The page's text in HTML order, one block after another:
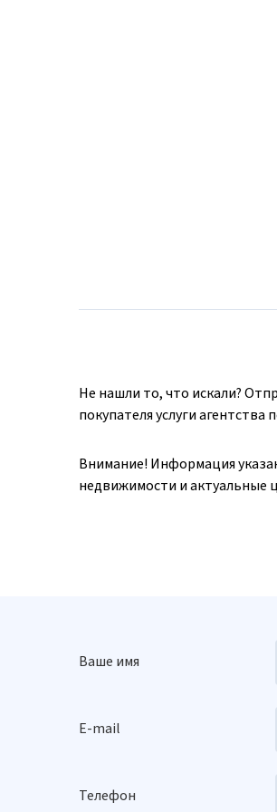
Не нашли то, что искали?
покупателя услуги
Внимание! Информация
недвижимости и актуальные
Ваше имя
E-mail
Телефон